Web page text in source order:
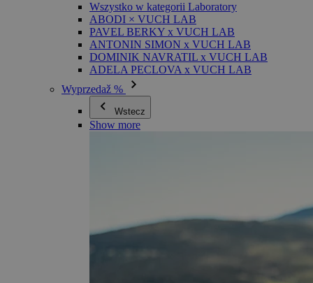
Wszystko w kategorii Laboratory
ABODI × VUCH LAB
PAVEL BERKY x VUCH LAB
ANTONIN SIMON x VUCH LAB
DOMINIK NAVRATIL x VUCH LAB
ADELA PECLOVA x VUCH LAB
Wyprzedaž %
Wstecz
Show more